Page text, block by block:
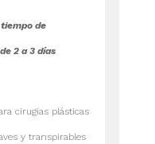
de
2 a 3 días
cirugías plásticas
y transpirables